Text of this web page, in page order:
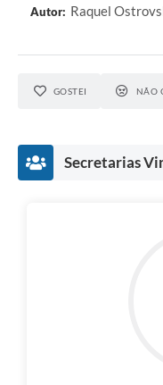
Autor: Raquel
GOSTEI NÃO
Secretarias